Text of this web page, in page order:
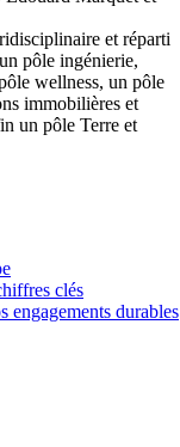
et réparti
pôle ingénierie,
wellness, un pôle
immobilières et
un pôle Terre et
clés
engagements durables